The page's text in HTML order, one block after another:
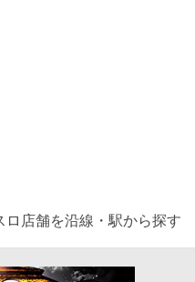
ロ店舗を沿線・駅から探す